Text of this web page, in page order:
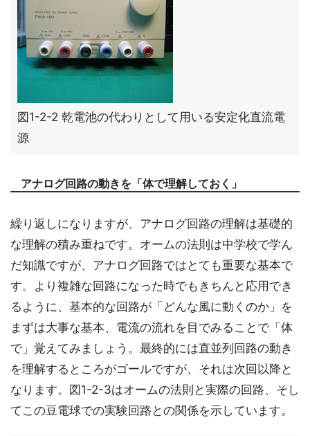
図1-2-2 乾電池の代わりとして用いる安定化直流電
源
アナログ回路の動きを「体で理解しておく」
繰り返しになりますが、アナログ回路の理解は基礎的
な理解の積み重ねです。オームの法則は中学校で学ん
だ知識ですが、アナログ回路ではとても重要な基本で
す。より複雑な回路になった時でもきちんと応用でき
るように、基本的な回路が「どんな風に動くのか」を
まずは大事な基本、電流の流れを目でみることで「体
で」覚えてみましょう。最終的には直並列回路の動き
を理解するところがゴールですが、それは次回以降と
なります。図1-2-3はオームの法則と実際の回路、そし
てこの豆電球での実験回路との関係を示しています。